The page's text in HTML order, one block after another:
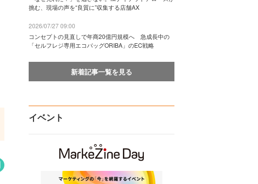
挑む、現場の声を“良質に”収集する店舗AX
2026/07/27 09:00
コンセプトの見直しで年商20億円規模へ 急成長中の
「セルフレジ専用エコバッグORIBA」のEC戦略
新着記事一覧を見る
イベント